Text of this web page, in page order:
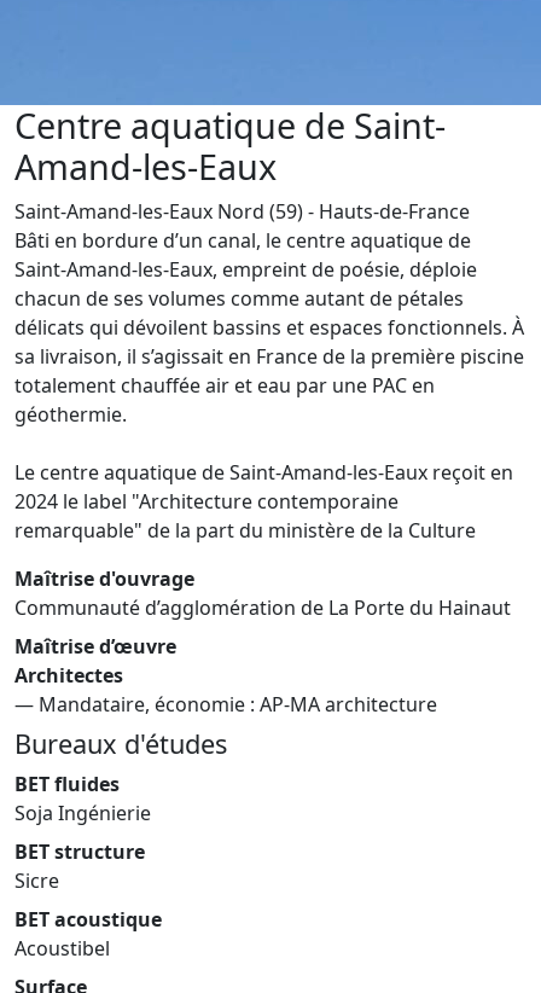
Centre aquatique de Saint-
Amand-les-Eaux
Saint-Amand-les-Eaux Nord (59)- Hauts-de-France
Bâti en bordure d’un canal, le centre aquatique de
Saint-Amand-les-Eaux, empreint de poésie, déploie
chacun de ses volumes comme autant de pétales
délicats qui dévoilent bassins et espaces fonctionnels. À
sa livraison, il s’agissait en France de la première piscine
totalement chauffée air et eau par une PAC en
géothermie.
Le centre aquatique de Saint-Amand-les-Eaux reçoit en
2024 le label "Architecture contemporaine
remarquable" de la part du ministère de la Culture
Maîtrise d'ouvrage
Communauté d’agglomération de La Porte du Hainaut
Maîtrise d’œuvre
Architectes
— Mandataire, économie : AP-MA architecture
Bureaux d'études
BET fluides
Soja Ingénierie
BET structure
Sicre
BET acoustique
Acoustibel
Surface